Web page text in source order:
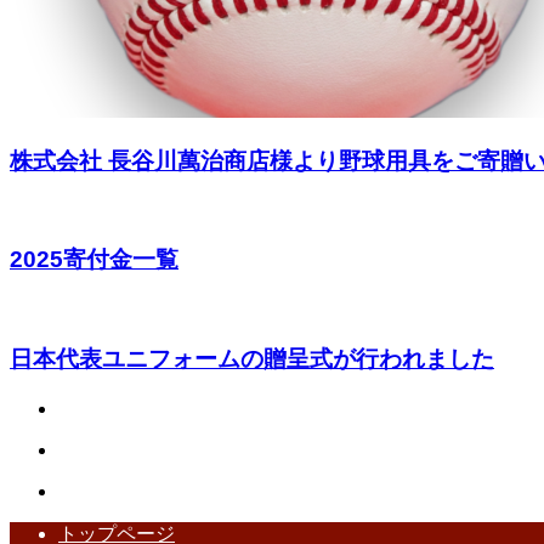
株式会社 長谷川萬治商店様より野球用具をご寄贈
2025寄付金一覧
日本代表ユニフォームの贈呈式が行われました
トップページ